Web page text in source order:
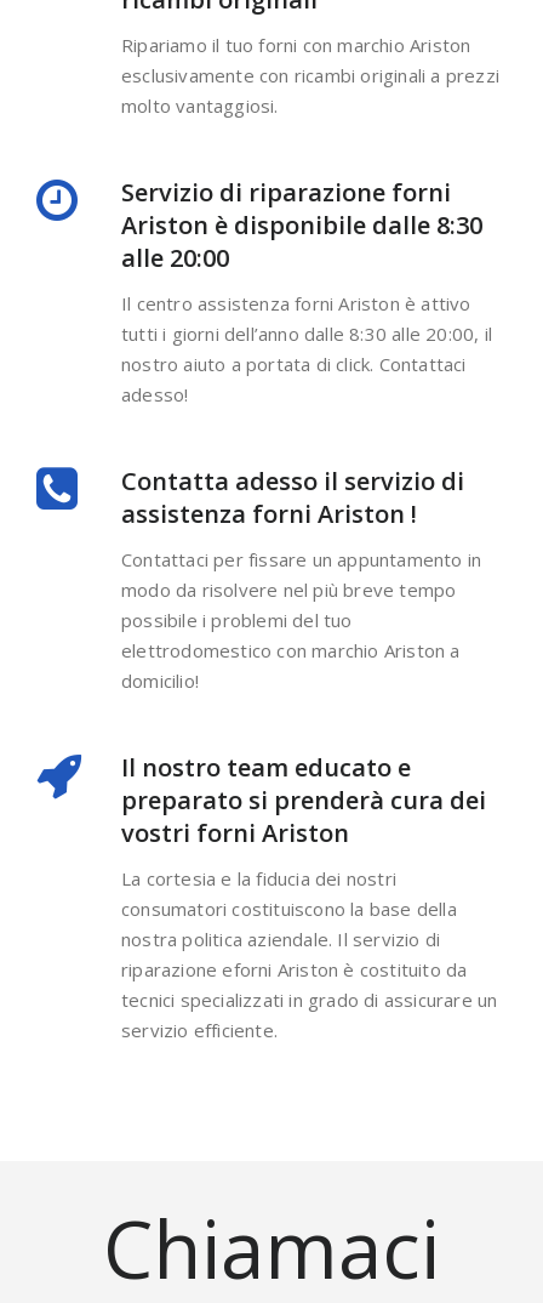
Ripariamo il tuo forni con marchio Ariston
esclusivamente con ricambi originali a prezzi
molto vantaggiosi.
Servizio di riparazione forni
Ariston è disponibile dalle 8:30
alle 20:00
Il centro assistenza forni Ariston è attivo
tutti i giorni dell’anno dalle 8:30 alle 20:00, il
nostro aiuto a portata di click. Contattaci
adesso!
Contatta adesso il servizio di
assistenza forni Ariston !
Contattaci per fissare un appuntamento in
modo da risolvere nel più breve tempo
possibile i problemi del tuo
elettrodomestico con marchio Ariston a
domicilio!
Il nostro team educato e
preparato si prenderà cura dei
vostri forni Ariston
La cortesia e la fiducia dei nostri
consumatori costituiscono la base della
nostra politica aziendale. Il servizio di
riparazione eforni Ariston è costituito da
tecnici specializzati in grado di assicurare un
servizio efficiente.
Chiamaci